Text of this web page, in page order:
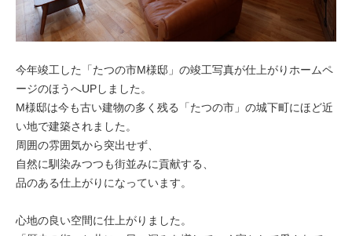
今年竣工した「たつの市M様邸」の竣工写真が仕上がりホームペ
ージのほうへUPしました。
M様邸は今も古い建物の多く残る「たつの市」の城下町にほど近
い地で建築されました。
周囲の雰囲気から突出せず、
自然に馴染みつつも街並みに貢献する、
品のある仕上がりになっています。
心地の良い空間に仕上がりました。